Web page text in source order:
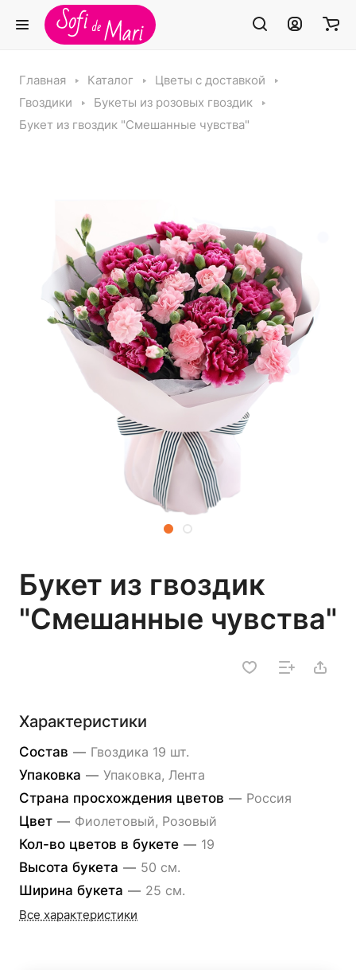
Главная Каталог
Цветы с доставкой
Гвоздики
Букеты из розовых гвоздик
Букет из гвоздик "Смешанные чувства"
Букет из гвоздик
"Смешанные чувства"
Характеристики
Состав — Гвоздика 19 шт.
Упаковка — Упаковка, Лента
Страна просхождения цветов — Россия
Цвет — Фиолетовый, Розовый
Кол-во цветов в букете — 19
Высота букета — 50 см.
Ширина букета — 25 см.
Все характеристики